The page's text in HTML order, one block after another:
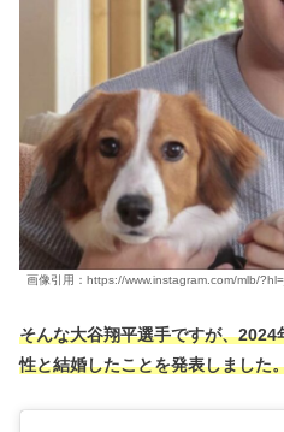
画像引用：https://www.instagram.com/mlb/
そんな大谷翔平選手ですが、
性と結婚したことを発表しました